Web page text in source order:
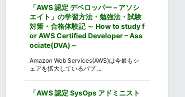
「AWS 認定 デベロッパー – アソシ
エイト」の学習方法・勉強法・試験
対策・合格体験記 ～ How to study f
or AWS Certified Developer – Ass
ociate(DVA)～
Amazon Web Services(AWS)は今最もシ
ェアを拡大しているパブ ...
「AWS 認定 SysOps アドミニスト